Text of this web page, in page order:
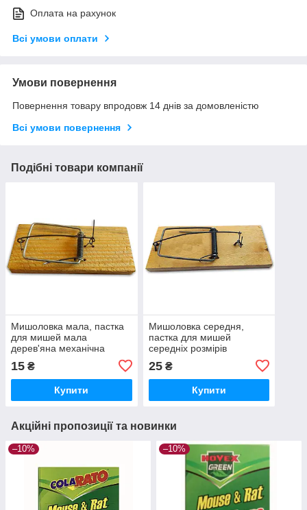
Оплата на рахунок
Всі умови оплати
Умови повернення
Повернення товару впродовж 14 днів за домовленістю
Всі умови повернення
Подібні товари компанії
Мишоловка мала, пастка
для мишей мала
дерев'яна механічна
15 ₴
Купити
Мишоловка середня,
пастка для мишей
середніх розмірів
25₴
Купити
Акційні пропозиції та новинки
–10% –10%